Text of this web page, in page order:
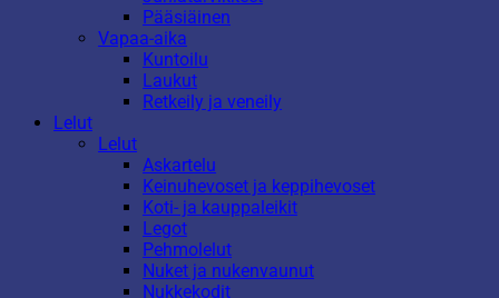
Pääsiäinen
Vapaa-aika
Kuntoilu
Laukut
Retkeily ja veneily
Lelut
Lelut
Askartelu
Keinuhevoset ja keppihevoset
Koti- ja kauppaleikit
Legot
Pehmolelut
Nuket ja nukenvaunut
Nukkekodit